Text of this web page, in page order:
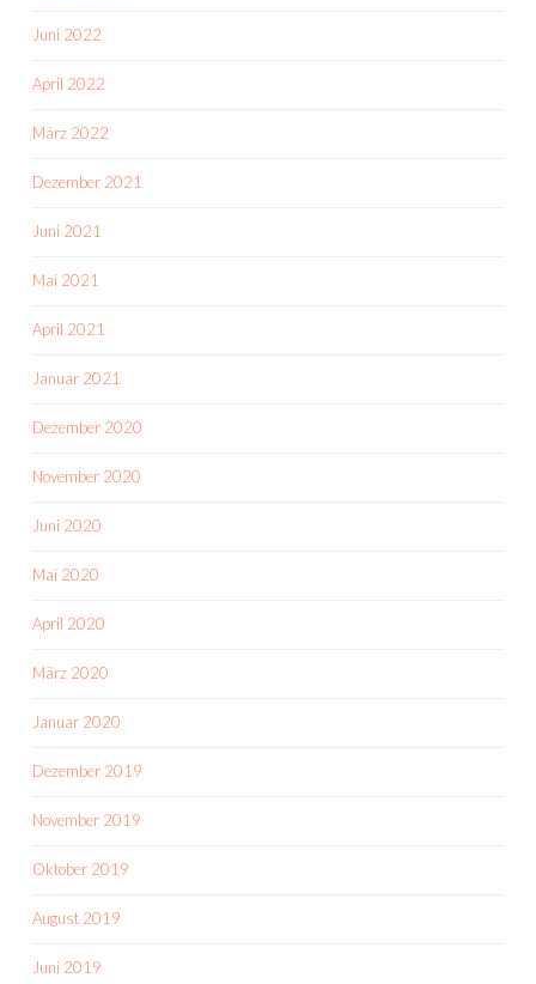
Juni 2022
April 2022
März 2022
Dezember 2021
Juni 2021
Mai 2021
April 2021
Januar 2021
Dezember 2020
November 2020
Juni 2020
Mai 2020
April 2020
März 2020
Januar 2020
Dezember 2019
November 2019
Oktober 2019
August 2019
Juni 2019